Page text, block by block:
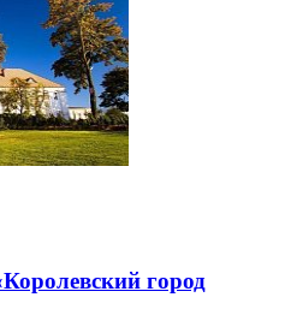
город